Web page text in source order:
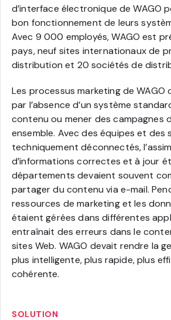
d’interface électronique de WAGO
bon fonctionnement de leurs
Avec 9 000 employés, WAGO est
pays, neuf sites internationaux de
distribution et 20 sociétés de
Les processus marketing de
par l’absence d’un système
contenu ou mener des campagnes
ensemble. Avec des équipes et des
techniquement déconnectés,
d’informations correctes et à jour
départements devaient souvent
partager du contenu via e-mail.
ressources de marketing et les
étaient gérées dans différentes
entraînait des erreurs dans le
sites Web. WAGO devait rendre la
plus intelligente, plus rapide, plus
cohérente.
SOLUTION